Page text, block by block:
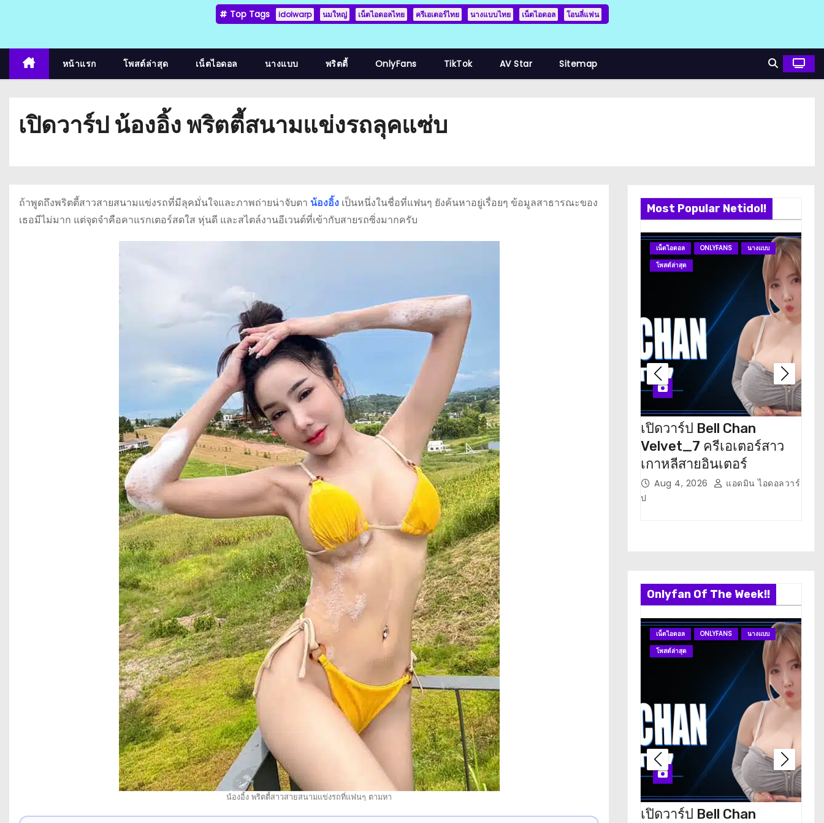
Top Tags idolwarp นมใหญ่ เน็ตไอดอลไทย ครีเอเตอร์ไทย นางแบบไทย เน็ตไอดอล โอนลี่แฟน
หน้าแรก โพสต์ล่าสุด เน็ตไอดอล นางแบบ พริตตี้ OnlyFans TikTok AV Star Sitemap
เปิดวาร์ป น้องอิ้ง พริตตี้สนามแข่งรถลุคแซ่บ
ถ้าพูดถึงพริตตี้สาวสายสนามแข่งรถที่มีลุคมั่นใจและภาพถ่ายน่าจับตา น้องอิ้ง เป็นหนึ่งในชื่อที่แฟนๆ ยังค้นหาอยู่เรื่อยๆ ข้อมูลสาธารณะของ
เธอมีไม่มาก แต่จุดจำคือคาแรกเตอร์สดใส หุ่นดี และสไตล์งานอีเวนต์ที่เข้ากับสายรถซิ่งมากครับ
น้องอิ้ง พริตตี้สาวสายสนามแข่งรถที่แฟนๆ ตามหา
Most Popular Netidol!
เน็ตไอดอล ONLYFANS
นางแบบ
โพสต์ล่าสุด
เปิดวาร์ป Bell Chan
Velvet_7 ครีเอเตอร์สาว
เกาหลีสายอินเตอร์
Aug 4, 2026
แอดมิน ไอดอลวาร์
ป
Onlyfan Of The Week!!
เน็ตไอดอล ONLYFANS
นางแบบ
โพสต์ล่าสุด
เปิดวาร์ป Bell Chan